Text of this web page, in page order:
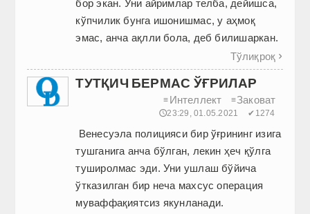
бор экан. Уни айримлар телба, дейишса,
кўпчилик бунга ишонишмас, у аҳмоқ
эмас, анча ақлли бола, деб билишаркан.
Тўлиқроқ 
ТУТҚИЧ БЕРМАС ЎҒРИЛАР
≡ Интеллект ≡Заковат
🕔23:29, 01.05.2021 ✔1274
Венесуэла полицияси бир ўғрининг изига
тушганига анча бўлган, лекин ҳеч қўлга
туширолмас эди. Уни ушлаш бўйича
ўтказилган бир неча махсус операция
муваффақиятсиз якунланади.